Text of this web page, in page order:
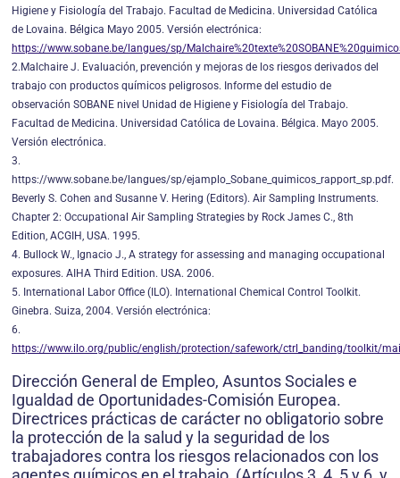
Higiene y Fisiología del Trabajo. Facultad de Medicina. Universidad Católica
de Lovaina. Bélgica Mayo 2005. Versión electrónica:
https://www.sobane.be/langues/sp/
2.Malchaire J. Evaluación, prevención y mejoras de los riesgos derivados del
trabajo con productos químicos peligrosos. Informe del estudio de
observación SOBANE nivel Unidad de Higiene y Fisiología del Trabajo.
Facultad de Medicina. Universidad Católica de Lovaina. Bélgica. Mayo 2005.
Versión electrónica.
3.
https://www.sobane.be/langues/sp/ejamplo_Sobane_quimicos_rapport_sp.pdf.
Beverly S. Cohen and Susanne V. Hering (Editors). Air Sampling Instruments.
Chapter 2: Occupational Air Sampling Strategies by Rock James C., 8th
Edition, ACGIH, USA. 1995.
4. Bullock W., Ignacio J., A strategy for assessing and managing occupational
exposures. AIHA Third Edition. USA. 2006.
5. International Labor Office (ILO). International Chemical Control Toolkit.
Ginebra. Suiza, 2004. Versión electrónica:
6.
https://www.ilo.org/public/english/protection/safework/ctrl_banding/toolkit/
Dirección General de Empleo, Asuntos Sociales e
Igualdad de Oportunidades-Comisión Europea.
Directrices prácticas de carácter no obligatorio sobre
la protección de la salud y la seguridad de los
trabajadores contra los riesgos relacionados con los